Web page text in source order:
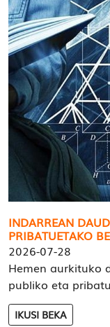
INDARREAN
PRIBATUETAKO
2026-07-28
Hemen aurkituko
publiko eta
IKUSI BEKA